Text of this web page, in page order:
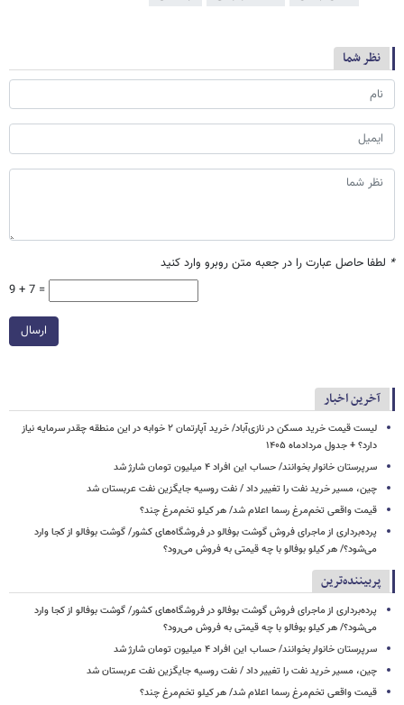
نظر شما
* لطفا حاصل عبارت را در جعبه متن روبرو وارد کنید
9 + 7 =
ارسال
آخرین اخبار
لیست قیمت خرید مسکن در نازی‌آباد/ خرید آپارتمان ۲ خوابه در این منطقه چقدر سرمایه نیاز
دارد؟ + جدول مردادماه ۱۴۰۵
سرپرستان خانوار بخوانند/ حساب این افراد ۴ میلیون تومان شارژ شد
چین، مسیر خرید نفت را تغییر داد / نفت روسیه جایگزین نفت عربستان شد
قیمت واقعی تخم‌مرغ رسما اعلام شد/ هر کیلو تخم‌مرغ چند؟
پرده‌برداری از ماجرای فروش گوشت بوفالو در فروشگاه‌های کشور/ گوشت بوفالو از کجا وارد
می‌شود؟/ هر کیلو بوفالو با چه قیمتی به فروش می‌رود؟
پربیننده‌ترین
پرده‌برداری از ماجرای فروش گوشت بوفالو در فروشگاه‌های کشور/ گوشت بوفالو از کجا وارد
می‌شود؟/ هر کیلو بوفالو با چه قیمتی به فروش می‌رود؟
سرپرستان خانوار بخوانند/ حساب این افراد ۴ میلیون تومان شارژ شد
چین، مسیر خرید نفت را تغییر داد / نفت روسیه جایگزین نفت عربستان شد
قیمت واقعی تخم‌مرغ رسما اعلام شد/ هر کیلو تخم‌مرغ چند؟